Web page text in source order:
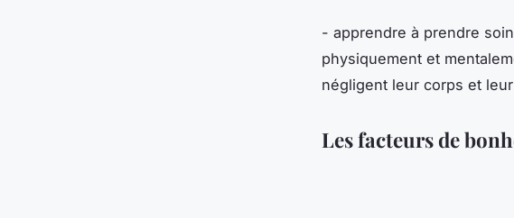
- apprendre à prendre
physiquement et
négligent leur corps et
Les facteurs de